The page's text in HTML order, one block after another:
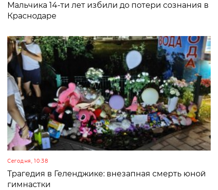
Мальчика 14-ти лет избили до потери сознания в
Краснодаре
Сегодня, 10:38
Трагедия в Геленджике: внезапная смерть юной
гимнастки